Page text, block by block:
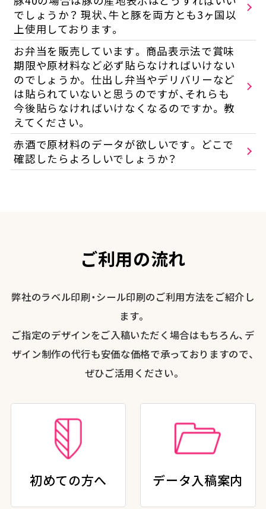
でしょうか？ 現状、牛と豚を両方とも3ヶ国以
上使用しております。
お弁当を販売しています。 商品表示法で賞味
期限や原材料など必ず貼らなければいけない
のでしょうか。 仕出し弁当やデリバリーなど
は貼られていないと思うのですが、それらも
今後貼らなければいけなくなるのですか。 教
えてください。
赤酒で原材料のデータが欲しいです。 どこで
確認したらよろしいでしょうか？
ご利用の流れ
弊社のラベル印刷・シール印刷のご利用方法をご紹介し
ます。
ご指定のデザインをご入稿いただく場合はもちろん、デ
ザイン制作の代行も安価な価格で承っておりますので、
ぜひご活用ください。
初めての方へ データ入稿案内